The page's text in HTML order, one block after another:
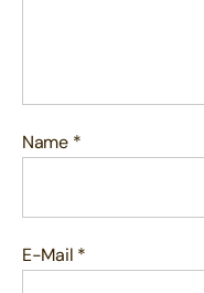
Name *
E-Mail *